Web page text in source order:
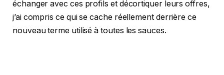
échanger avec ces profils et décortiquer leurs offres,
j’ai compris ce qui se cache réellement derrière ce
nouveau terme utilisé à toutes les sauces.